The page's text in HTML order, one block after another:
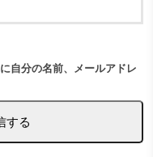
自分の名前、メールアドレ
する